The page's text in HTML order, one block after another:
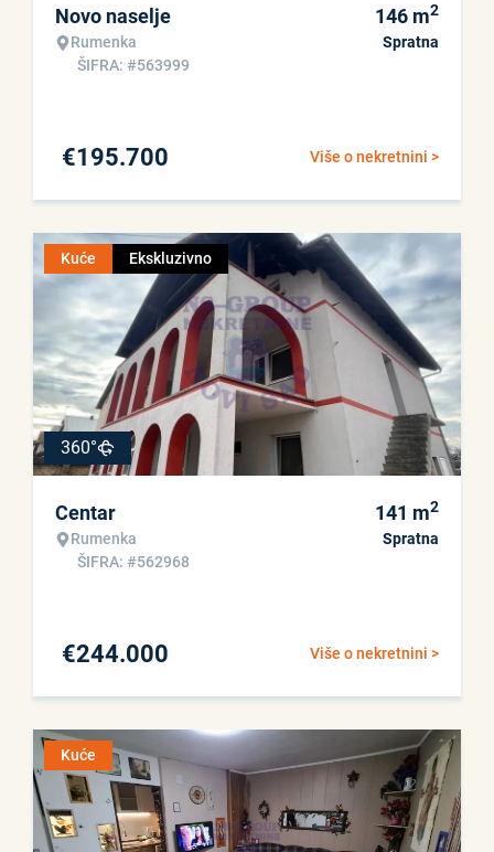
Novo naselje
Rumenka
ŠIFRA: #563999
146 m2
Spratna
Više o nekretnini >
€195.700
Kuće Ekskluzivno
360°
Centar
Rumenka
ŠIFRA: #562968
141 m2
Spratna
Više o nekretnini >
€244.000
Kuće